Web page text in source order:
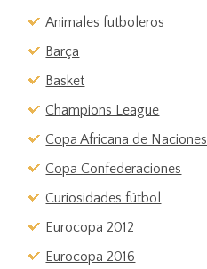
Animales futboleros
Barça
Basket
Champions League
Copa Africana de Naciones
Copa Confederaciones
Curiosidades fútbol
Eurocopa 2012
Eurocopa 2016